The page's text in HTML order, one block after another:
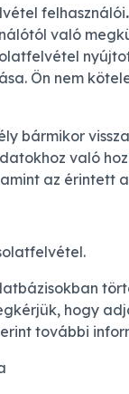
felhasználói.
való
Ön nem
bármikor
való
az érintett
hogy
további